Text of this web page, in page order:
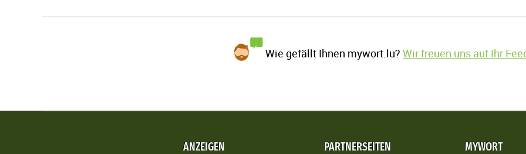
Wie gefällt Ihnen mywort.lu?Wir freuen uns auf Ihr
ANZEIGEN PARTNERSEITEN MYWORT